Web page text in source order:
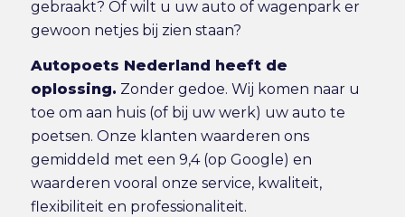
gebraakt? Of wilt u uw auto of wagenpark er
gewoon netjes bij zien staan?
Autopoets Nederland heeft de
oplossing. Zonder gedoe. Wij komen naar u
toe om aan huis (of bij uw werk) uw auto te
poetsen. Onze klanten waarderen ons
gemiddeld met een 9,4 (op Google) en
waarderen vooral onze service, kwaliteit,
flexibiliteit en professionaliteit.